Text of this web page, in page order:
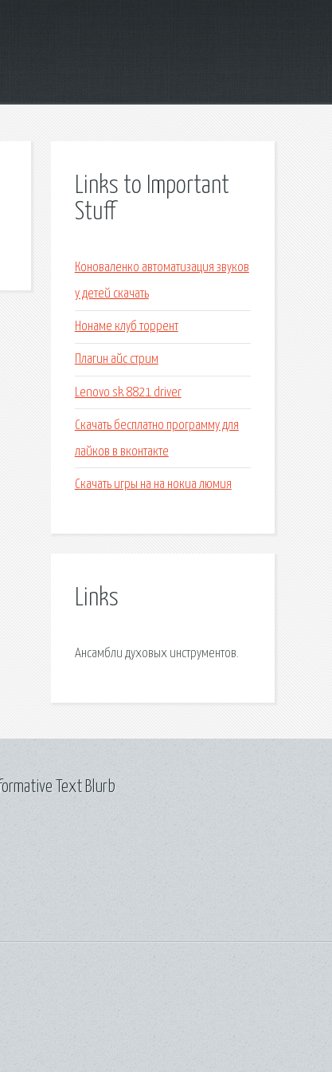
Links to Important
Stuff
Коноваленко автоматизация звуков
у детей скачать
Нонаме клуб торрент
Плагин айс стрим
Lenovo sk 8821 driver
Скачать бесплатно программу для
лайков в вконтакте
Скачать игры на на нокиа люмия
Links
Ансамбли духовых инструментов.
Text Blurb